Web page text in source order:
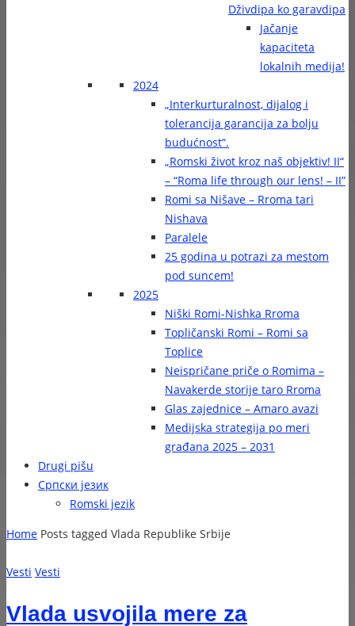
Dživdipa ko garavdipa
Jačanje
kapaciteta
lokalnih medija!
2024
„Interkurturalnost, dijalog i
tolerancija garancija za bolju
budućnost“.
„Romski život kroz naš objektiv! II“
– “Roma life through our lens! – II”
Romi sa Nišave – Rroma tari
Nishava
Paralele
25 godina u potrazi za mestom
pod suncem!
2025
Niški Romi-Nishka Rroma
Topličanski Romi – Romi sa
Toplice
Neispričane priče o Romima –
Navakerde storije taro Rroma
Glas zajednice – Amaro avazi
Medijska strategija po meri
građana 2025 – 2031
Drugi pišu
Српски језик
Romski jezik
Home Posts tagged Vlada Republike Srbije
Vesti Vesti
Vlada usvojila mere za